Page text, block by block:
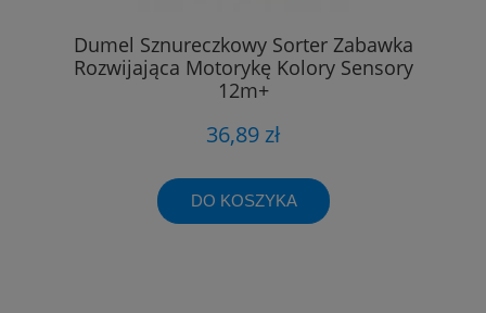
Dumel Sznureczkowy Sorter Zabawka
Rozwijająca Motorykę Kolory Sensory
12m+
36,89 zł
DO KOSZYKA